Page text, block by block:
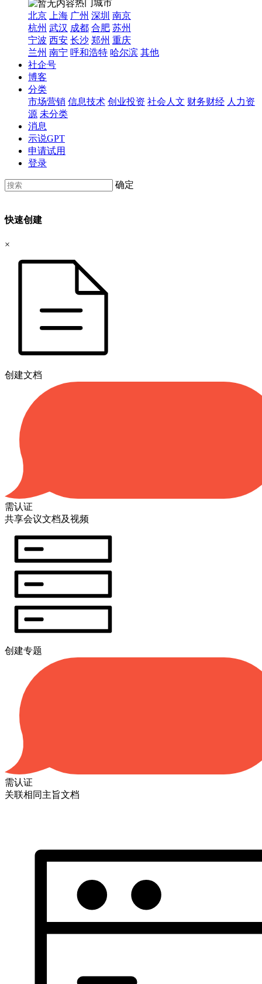
热门城市
北京
上海 广州 深圳 南京
杭州 武汉 成都 合肥 苏州
宁波 西安 长沙 郑州 重庆
兰州 南宁 呼和浩特 哈尔滨 其他
社企号
博客
分类
市场营销 信息技术 创业投资 社会人文 财务财经 人力资
源 未分类
消息
示说GPT
申请试用
登录
确定
快速创建
×
创建文档
需认证
共享会议文档及视频
创建专题
需认证
关联相同主旨文档